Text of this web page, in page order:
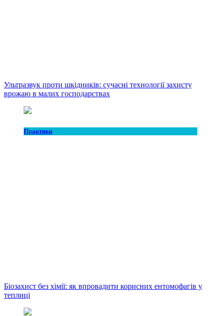
Ультразвук проти шкідників: сучасні технології захисту
врожаю в малих господарствах
Практики
Біозахист без хімії: як впровадити корисних ентомофагів у
теплиці